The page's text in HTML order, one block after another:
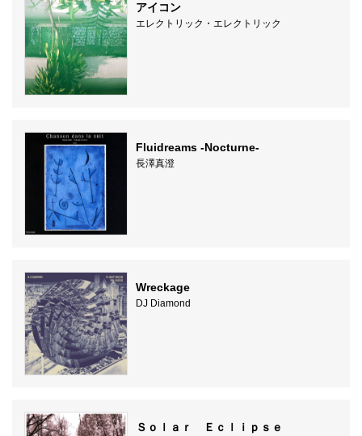
アイコン
エレクトリック・エレクトリック
Fluidreams -Nocturne-
長澤真澄
Wreckage
DJ Diamond
Ｓｏｌａｒ Ｅｃｌｉｐｓｅ